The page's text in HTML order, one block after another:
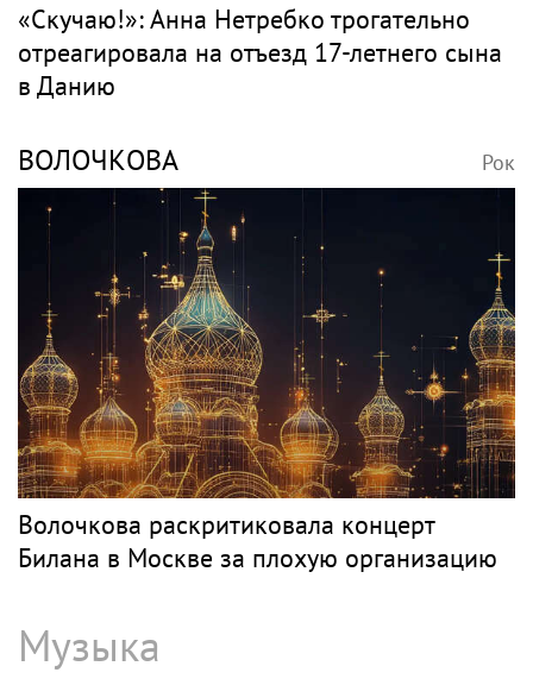
«Скучаю!»: Анна Нетребко трогательно
отреагировала на отъезд 17-летнего сына
в Данию
ВОЛОЧКОВА Рок
Волочкова раскритиковала концерт
Билана в Москве за плохую организацию
Музыка